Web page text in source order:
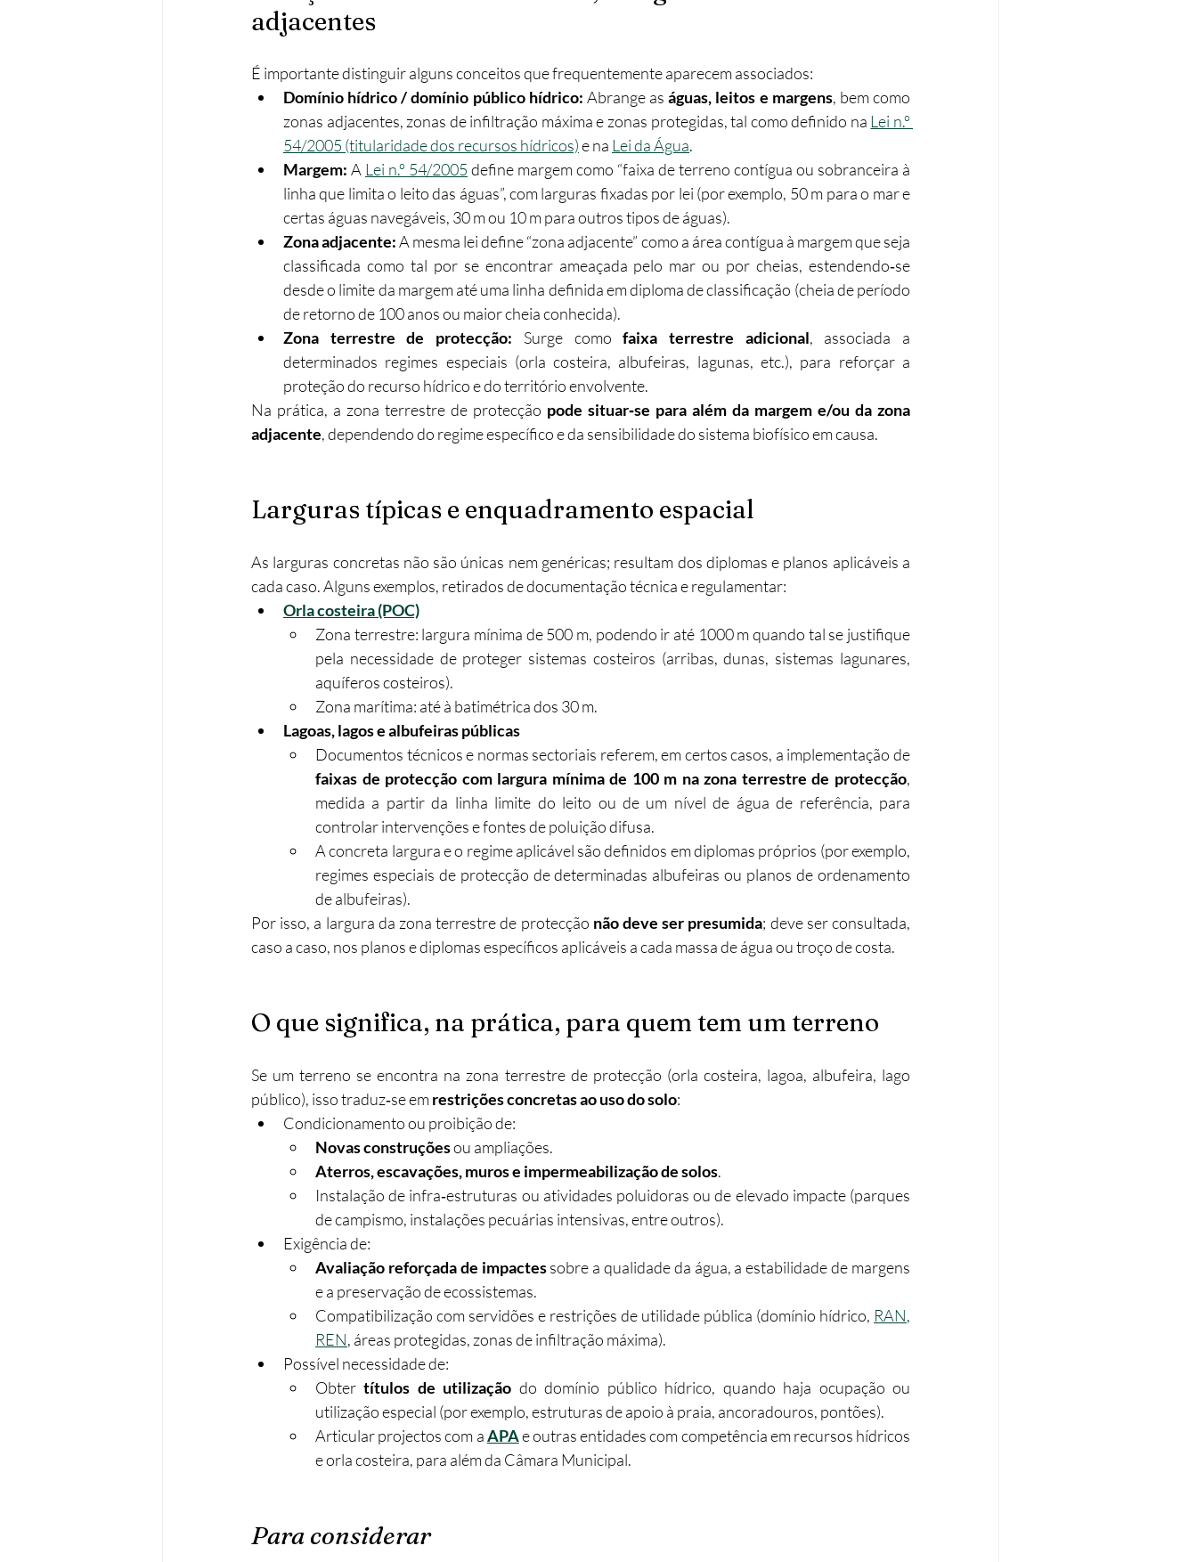
adjacentes
É importante distinguir alguns conceitos que frequentemente aparecem associados:
Domínio hídrico / domínio público hídrico: Abrange as águas, leitos e margens, bem como
zonas adjacentes, zonas de infiltração máxima e zonas protegidas, tal como definido na Lei n.º
54/2005 (titularidade dos recursos hídricos) e na Lei da Água.
Margem: A Lei n.º 54/2005 define margem como “faixa de terreno contígua ou sobranceira à
linha que limita o leito das águas”, com larguras fixadas por lei (por exemplo, 50 m para o mar e
certas águas navegáveis, 30 m ou 10 m para outros tipos de águas).
Zona adjacente: A mesma lei define “zona adjacente” como a área contígua à margem que seja
classificada como tal por se encontrar ameaçada pelo mar ou por cheias, estendendo‑se
desde o limite da margem até uma linha definida em diploma de classificação (cheia de período
de retorno de 100 anos ou maior cheia conhecida).
Zona terrestre de protecção: Surge como faixa terrestre adicional, associada a
determinados regimes especiais (orla costeira, albufeiras, lagunas, etc.), para reforçar a
proteção do recurso hídrico e do território envolvente.
Na prática, a zona terrestre de protecção pode situar‑se para além da margem e/ou da zona
adjacente, dependendo do regime específico e da sensibilidade do sistema biofísico em causa.
Larguras típicas e enquadramento espacial
As larguras concretas não são únicas nem genéricas; resultam dos diplomas e planos aplicáveis a
cada caso. Alguns exemplos, retirados de documentação técnica e regulamentar:
Orla costeira (POC)
Zona terrestre: largura mínima de 500 m, podendo ir até 1000 m quando tal se justifique
pela necessidade de proteger sistemas costeiros (arribas, dunas, sistemas lagunares,
aquíferos costeiros).​
Zona marítima: até à batimétrica dos 30 m.
Lagoas, lagos e albufeiras públicas
faixas de protecção com largura mínima de 100 m na zona terrestre de protecção,
medida a partir da linha limite do leito ou de um nível de água de referência, para
controlar intervenções e fontes de poluição difusa.
A concreta largura e o regime aplicável são definidos em diplomas próprios (por exemplo,
regimes especiais de protecção de determinadas albufeiras ou planos de ordenamento
de albufeiras).​
Por isso, a largura da zona terrestre de protecção não deve ser presumida; deve ser consultada,
caso a caso, nos planos e diplomas específicos aplicáveis a cada massa de água ou troço de costa.
O que significa, na prática, para quem tem um terreno
Se um terreno se encontra na zona terrestre de protecção (orla costeira, lagoa, albufeira, lago
público), isso traduz‑se em restrições concretas ao uso do solo:
Condicionamento ou proibição de:
Novas construções ou ampliações.
Aterros, escavações, muros e impermeabilização de solos.
Instalação de infra‑estruturas ou atividades poluidoras ou de elevado impacte (parques
de campismo, instalações pecuárias intensivas, entre outros).
Exigência de:
Avaliação reforçada de impactes sobre a qualidade da água, a estabilidade de margens
e a preservação de ecossistemas.
Compatibilização com servidões e restrições de utilidade pública (domínio hídrico, RAN
REN, áreas protegidas, zonas de infiltração máxima).
Possível necessidade de:
Obter títulos de utilização do domínio público hídrico, quando haja ocupação ou
utilização especial (por exemplo, estruturas de apoio à praia, ancoradouros, pontões).
Articular projectos com a APA e outras entidades com competência em recursos hídricos
e orla costeira, para além da Câmara Municipal.
Para considerar